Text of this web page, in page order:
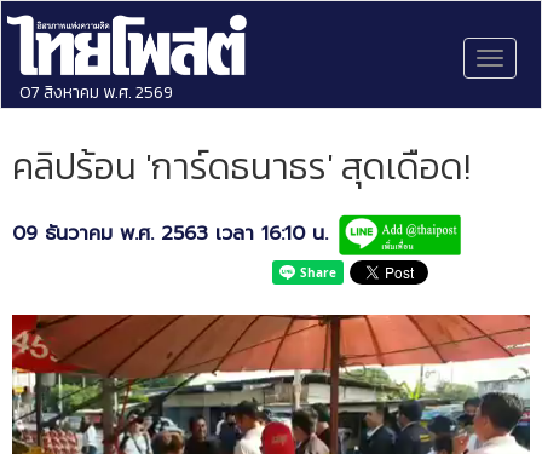
07 สิงหาคม พ.ศ. 2569
คลิปร้อน 'การ์ดธนาธร' สุดเดือด!
09 ธันวาคม พ.ศ. 2563 เวลา 16:10 น.